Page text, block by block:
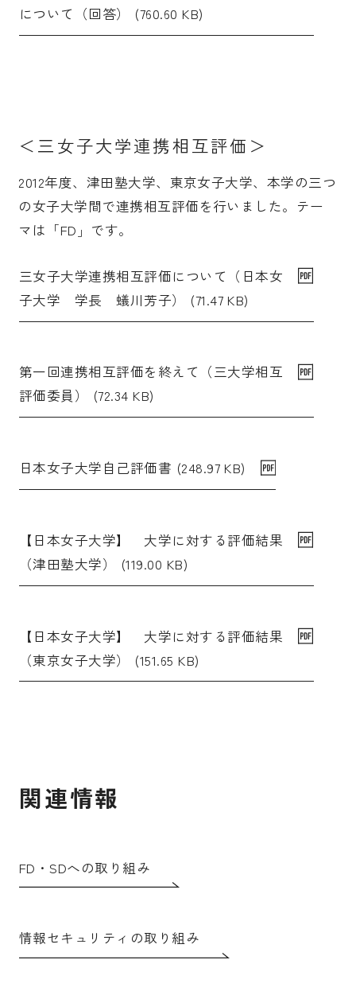
について（回答） (760.60 KB)
＜三女子大学連携相互評価＞
2012年度、津田塾大学、東京女子大学、本学の三つ
の女子大学間で連携相互評価を行いました。テー
マは「FD」です。
三女子大学連携相互評価について（日本女
子大学 学長 蟻川芳子） (71.47 KB)
第一回連携相互評価を終えて（三大学相互
評価委員） (72.34 KB)
日本女子大学自己評価書 (248.97 KB)
【日本女子大学】 大学に対する評価結果
（津田塾大学） (119.00 KB)
【日本女子大学】 大学に対する評価結果
（東京女子大学） (151.65 KB)
関連情報
FD・SDへの取り組み
情報セキュリティの取り組み